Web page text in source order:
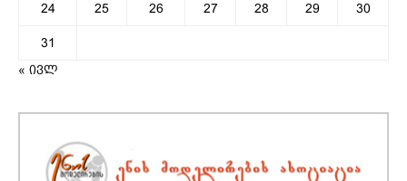
24 25 26 27 28 29 30
31
« ივლ